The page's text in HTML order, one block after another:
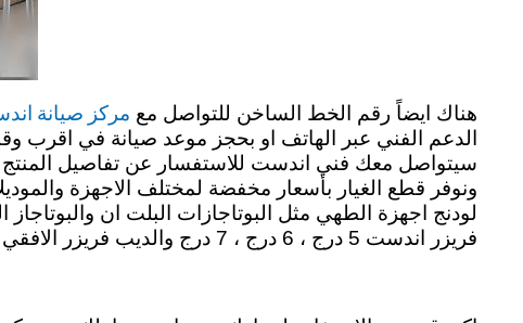
هناك ايضاً رقم الخط الساخن للتواصل مع مركز صيانة
الدعم الفني عبر الهاتف او بحجز موعد صيانة في اقرب
سيتواصل معك فني اندست للاستفسار عن تفاصيل
ونوفر قطع الغيار بأسعار مخفضة لمختلف الاجهزة
لودنج اجهزة الطهي مثل البوتاجازات البلت ان
فريزر اندست 5 درج ، 6 درج ، 7 درج والديب فريزر الافقي بمختلف موديلاته. indesit repair in almuqatam